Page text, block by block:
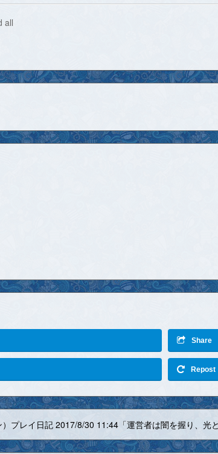
all
Share
Repost
プレイ日記 2017/8/30 11:44「運営者は闇を握り、光